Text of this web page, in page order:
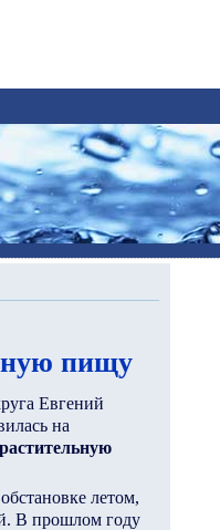
пищу
Евгений
на
летом,
В прошлом году